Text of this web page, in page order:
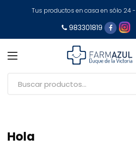
Tus productos en casa en sólo 24
983301819
Hola